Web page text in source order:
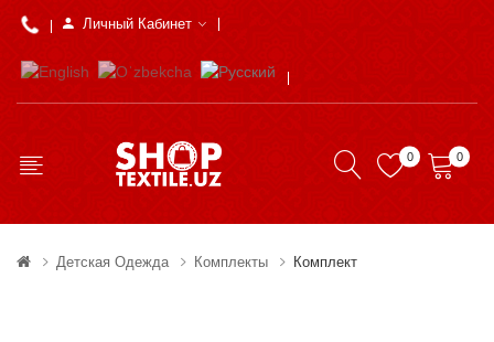
Личный Кабинет
0 0
Детская Одежда Комплекты Комплект